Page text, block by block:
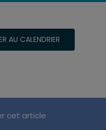
AU CALENDRIER
cet article